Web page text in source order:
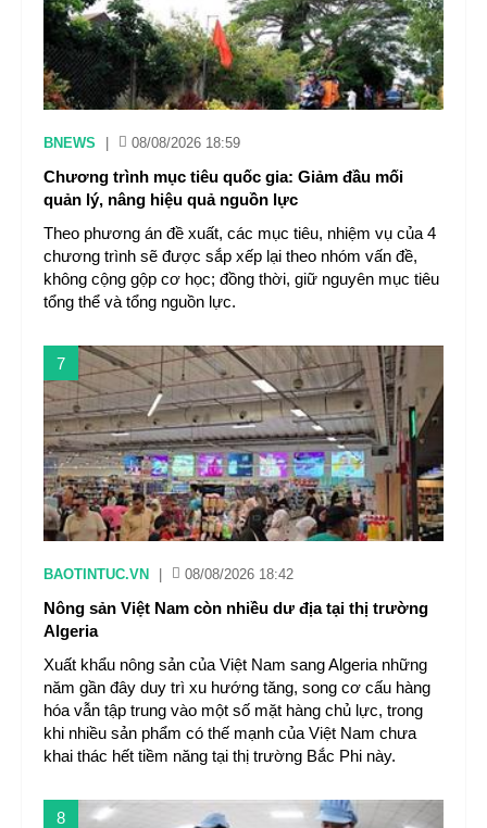
BNEWS 08/08/2026 18:59
Chương trình mục tiêu quốc gia: Giảm đầu mối
quản lý, nâng hiệu quả nguồn lực
Theo phương án đề xuất, các mục tiêu, nhiệm vụ của 4
chương trình sẽ được sắp xếp lại theo nhóm vấn đề,
không cộng gộp cơ học; đồng thời, giữ nguyên mục tiêu
tổng thể và tổng nguồn lực.
7
BAOTINTUC.VN 08/08/2026 18:42
Nông sản Việt Nam còn nhiều dư địa tại thị trường
Algeria
Xuất khẩu nông sản của Việt Nam sang Algeria những
năm gần đây duy trì xu hướng tăng, song cơ cấu hàng
hóa vẫn tập trung vào một số mặt hàng chủ lực, trong
khi nhiều sản phẩm có thế mạnh của Việt Nam chưa
khai thác hết tiềm năng tại thị trường Bắc Phi này.
8